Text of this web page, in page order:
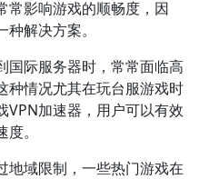
常影响游戏的顺畅度，因
解决方案。
国际服务器时，常常面临高
种情况尤其在玩台服游戏时
VPN加速器，用户可以有效
。
地域限制，一些热门游戏在